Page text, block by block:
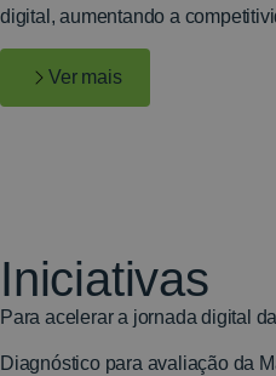
digital, aumentando a
Ver mais
Iniciativas
Para acelerar a jornada digital
Diagnóstico para avaliação da